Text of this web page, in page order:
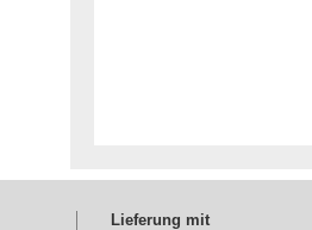
Lieferung mit